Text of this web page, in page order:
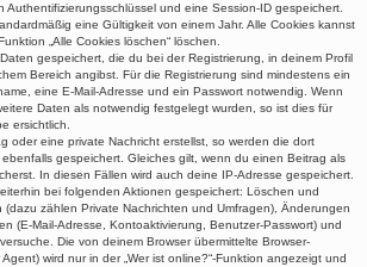
Authentifizierungsschlüssel und eine Session-ID gespeichert.
eine Gültigkeit von einem Jahr. Alle Cookies kannst
„Alle Cookies löschen“ löschen.
gespeichert, die du bei der Registrierung, in deinem Profil
Bereich angibst. Für die Registrierung sind mindestens ein
eine E-Mail-Adresse und ein Passwort notwendig. Wenn
Daten als notwendig festgelegt wurden, so ist dies für
ersichtlich.
oder eine private Nachricht erstellst, so werden die dort
gespeichert. Gleiches gilt, wenn du einen Beitrag als
In diesen Fällen wird auch deine IP-Adresse gespeichert.
bei folgenden Aktionen gespeichert: Löschen und
(dazu zählen Private Nachrichten und Umfragen), Änderungen
(E-Mail-Adresse, Kontoaktivierung, Benutzer-Passwort) und
Die von deinem Browser übermittelte Browser-
wird nur in der „Wer ist online?“-Funktion angezeigt und